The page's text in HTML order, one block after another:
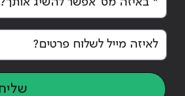
לאיזה מייל לשלוח פרטים?